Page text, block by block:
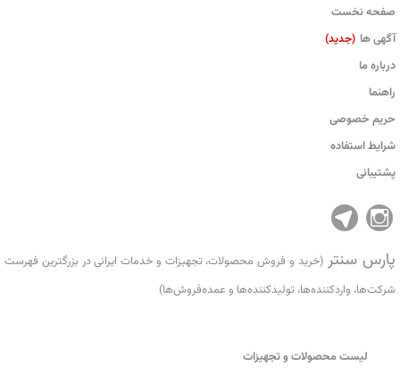
صفحه نخست
آگهی ها (جدید)
درباره ما
راهنما
حریم خصوصی
شرایط استفاده
پشتیبانی
پارس سنتر(خرید و فروش محصولات، تجهیزات و خدمات ایرانی در بزرگترین فهرست
شرکت‌ها، واردکننده‌ها، تولید‌کننده‌ها و عمده‌فروش‌ها)
لیست محصولات و تجهیزات